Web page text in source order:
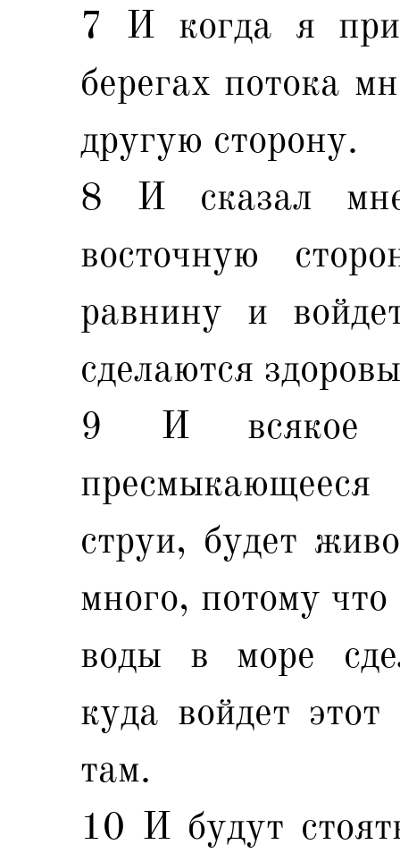
7 И когда я
берегах потока
другую сторону.
8 И сказал
восточную
равнину и
сделаются
9 И всякое
струи, будет
много, потому
воды в море
куда войдет
там.
10 И будут